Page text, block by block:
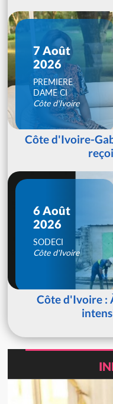
7 Août
2026
PREMIERE
DAME CI
Côte d'Ivoire
Côte d'Ivoire-
6 Août
2026
SODECI
Côte d'Ivoire
Côte d'Ivoire :